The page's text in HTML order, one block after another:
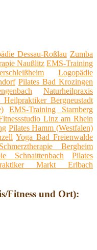
Dessau-Roßlau Zumba
Naußlitz EMS-Training
Logopädie
Pilates Bad Krozingen
Naturheilpraxis
Heilpraktiker Bergneustadt
EMS-Training Starnberg
Linz am Rhein
Pilates Hamm (Westfalen)
Yoga Bad Freienwalde
Schmerztherapie Bergheim
Schnaittenbach
Pilates
Markt Erlbach
Fitness und Ort):